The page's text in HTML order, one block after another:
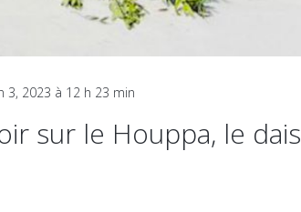
3, 2023 à 12 h 23 min
sur le Houppa, le dais